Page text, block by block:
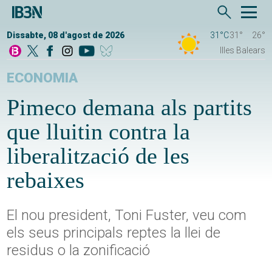
Dissabte, 08 d'agost de 2026 31°C31°
26°
Illes Balears
ECONOMIA
Pimeco demana als partits
que lluitin contra la
liberalització de les
rebaixes
El nou president, Toni Fuster, veu com
els seus principals reptes la llei de
residus o la zonificació